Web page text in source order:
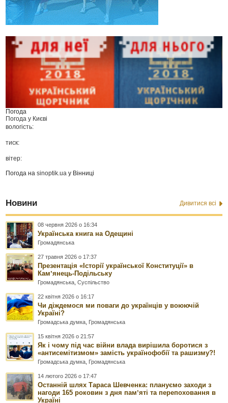
Погода
Погода у Києві
вологість:
тиск:
вітер:
Погода наsinoptik.ua у Вінниці
Новини Дивитися всі
08 червня 2026 о 16:34
Українська книга на Одещині
Громадянська
27 травня 2026 о 17:37
Презентація «Історії української Конституції» в
Камʼянець-Подільську
Громадянська ,Суспільство
22 квітня 2026 о 16:17
Чи діждемося ми поваги до українців у воюючій
Україні?
Громадська думка Громадянська
15 квітня 2026 о 21:57
Як і чому під час війни влада вирішила боротися з
«антисемітизмом» замість українофобії та рашизму?!
Громадська думка Громадянська
14 лютого 2026 о 17:47
Останній шлях Тараса Шевченка: плануємо заходи з
нагоди 165 роковин з дня памʼяті та перепоховання в
Україні